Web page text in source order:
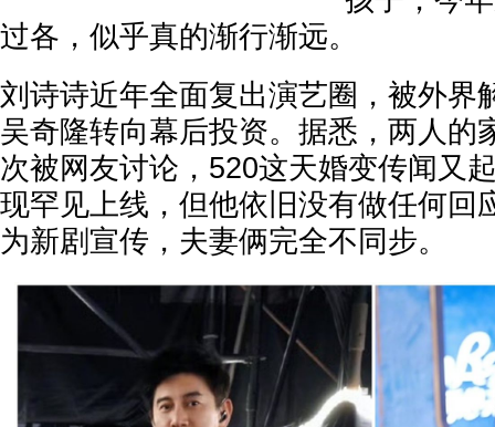
过各，似乎真的渐行渐远。
刘诗诗近年全面复出演艺圈，被外界
吴奇隆转向幕后投资。据悉，两人的
次被网友讨论，520这天婚变传闻又
现罕见上线，但他依旧没有做任何回
为新剧宣传，夫妻俩完全不同步。